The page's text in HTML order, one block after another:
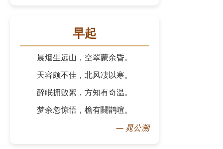
早起
晨烟生远山，空翠蒙余昏。
天容颇不佳，北风凄以寒。
醉眠拥败絮，方知有奇温。
梦余忽惊悟，檐有鬭鹊喧。
— 晁公溯